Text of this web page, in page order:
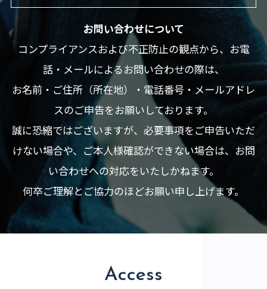
お問い合わせについて
コンプライアンスおよび不正防止の観点から、お電
話・メールによるお問い合わせの際は、
お名前・ご住所（所在地）・電話番号・メールアドレ
スのご申告をお願いしております。
誠に恐縮ではございますが、必要事項をご申告いただ
けない場合や、ご本人様確認ができない場合は、お問
い合わせへの対応をいたしかねます。
何卒ご理解とご協力のほどお願い申し上げます。
Access